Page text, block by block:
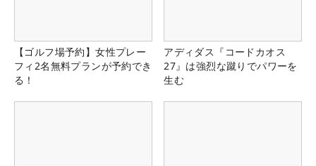
【ゴルフ場予約】女性プレー
フィ2名無料プランが予約でき
る！
アディダス『コードカオス
27』は強烈な蹴りでパワーを
生む